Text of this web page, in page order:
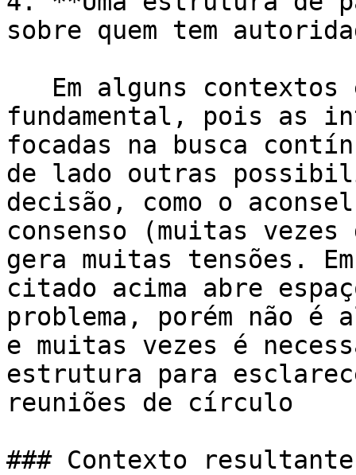
sobre quem tem
fundamental, pois as
focadas na busca
de lado outras
decisão, como o
consenso (muitas
gera muitas tensões.
citado acima abre
problema, porém não
e muitas vezes é
estrutura para
reuniões de círculo
### Contexto resultante